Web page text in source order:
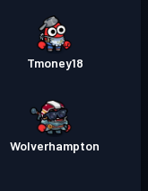
Tmoney18
Wolverhampton